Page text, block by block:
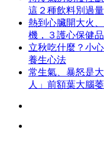
這２種飲料別過量
熱到心臟開大火
機，３護心保健
立秋吃什麼？小
養生心法
常生氣、暴怒是
人」前額葉大腦